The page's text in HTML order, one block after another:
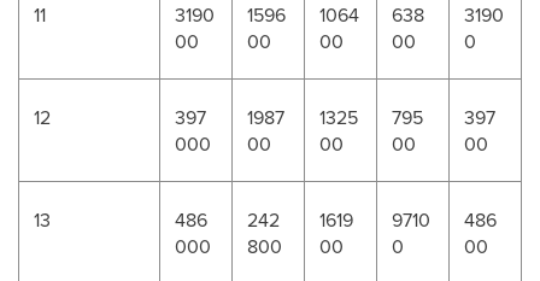
11
3190
00
1596
00
1064
00
638
00
3190
0
12
397
000
1987
00
1325
00
795
00
397
00
13
486
000
242
800
1619
00
9710
0
486
00